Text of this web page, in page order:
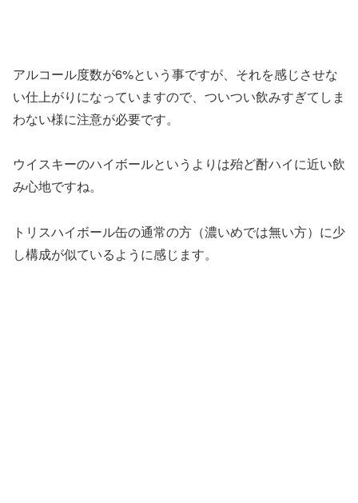
アルコール度数が6%という事ですが、それを感じさせな
い仕上がりになっていますので、ついつい飲みすぎてしま
わない様に注意が必要です。
ウイスキーのハイボールというよりは殆ど酎ハイに近い飲
み心地ですね。
トリスハイボール缶の通常の方（濃いめでは無い方）に少
し構成が似ているように感じます。